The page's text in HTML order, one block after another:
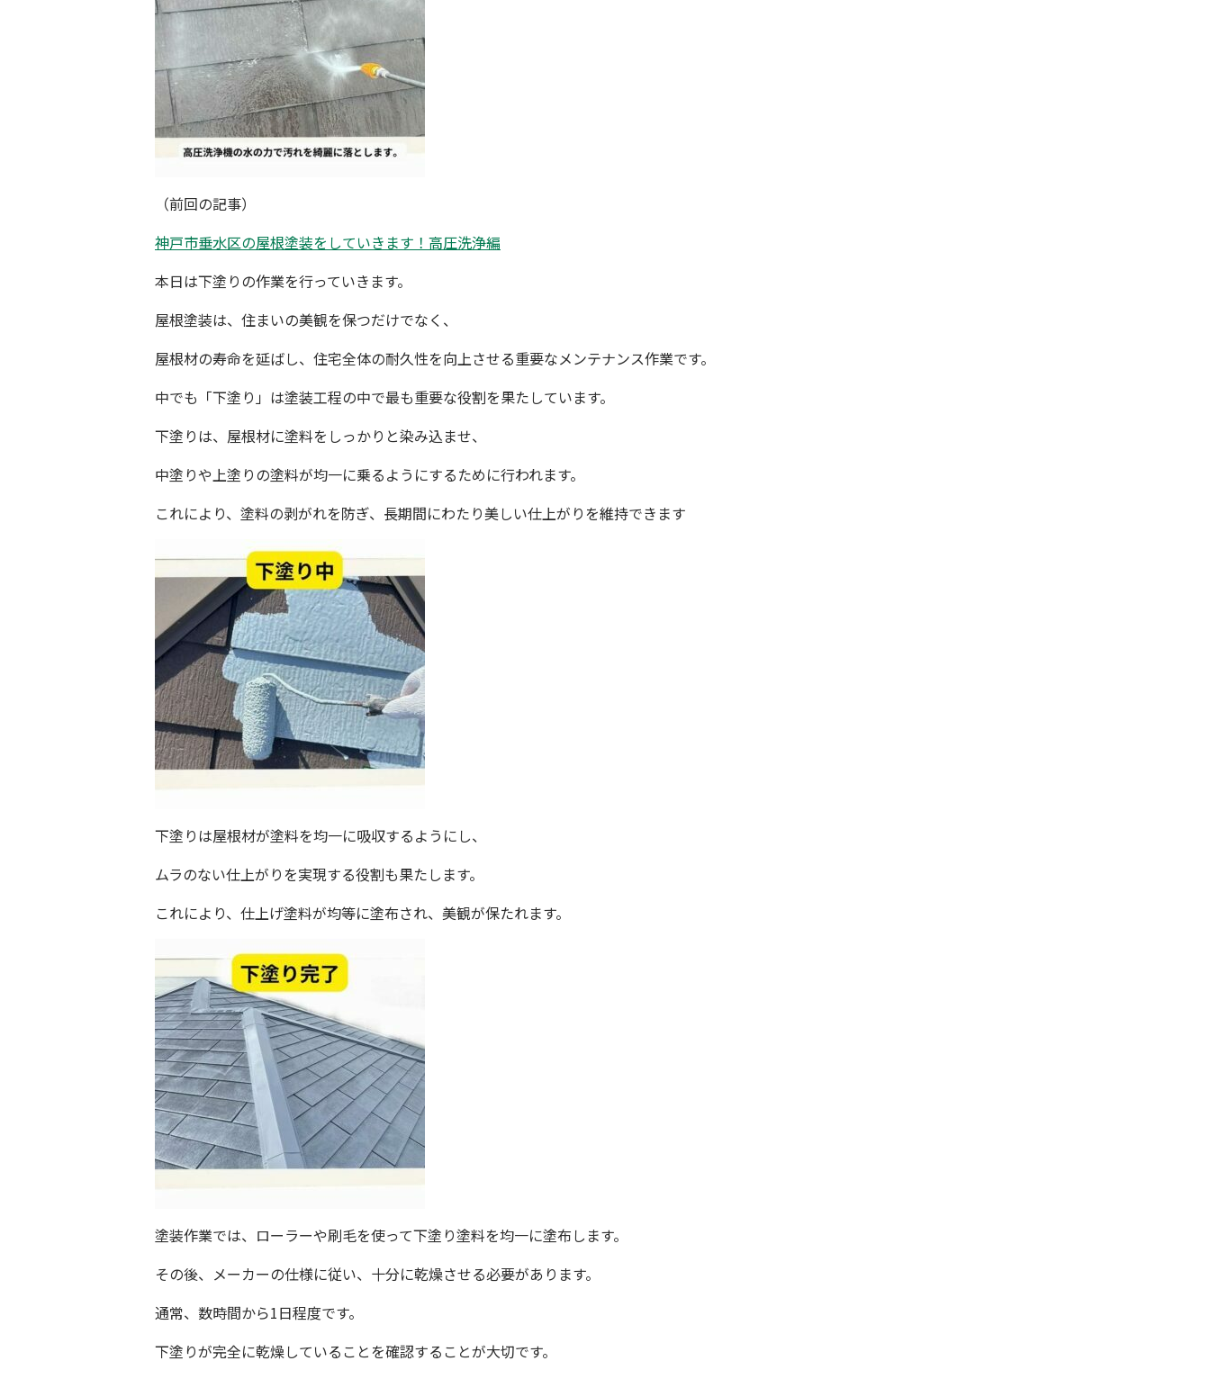
（前回の記事）
神戸市垂水区の屋根塗装をしていきます！高圧洗浄編
本日は下塗りの作業を行っていきます。
屋根塗装は、住まいの美観を保つだけでなく、
屋根材の寿命を延ばし、住宅全体の耐久性を向上させる重要なメンテナンス作業です。
中でも「下塗り」は塗装工程の中で最も重要な役割を果たしています。
下塗りは、屋根材に塗料をしっかりと染み込ませ、
中塗りや上塗りの塗料が均一に乗るようにするために行われます。
これにより、塗料の剥がれを防ぎ、長期間にわたり美しい仕上がりを維持できます
下塗りは屋根材が塗料を均一に吸収するようにし、
ムラのない仕上がりを実現する役割も果たします。
これにより、仕上げ塗料が均等に塗布され、美観が保たれます。
塗装作業では、ローラーや刷毛を使って下塗り塗料を均一に塗布します。
その後、メーカーの仕様に従い、十分に乾燥させる必要があります。
通常、数時間から1日程度です。
下塗りが完全に乾燥していることを確認することが大切です。